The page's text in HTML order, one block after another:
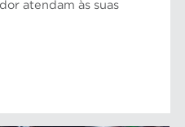
atendam às suas